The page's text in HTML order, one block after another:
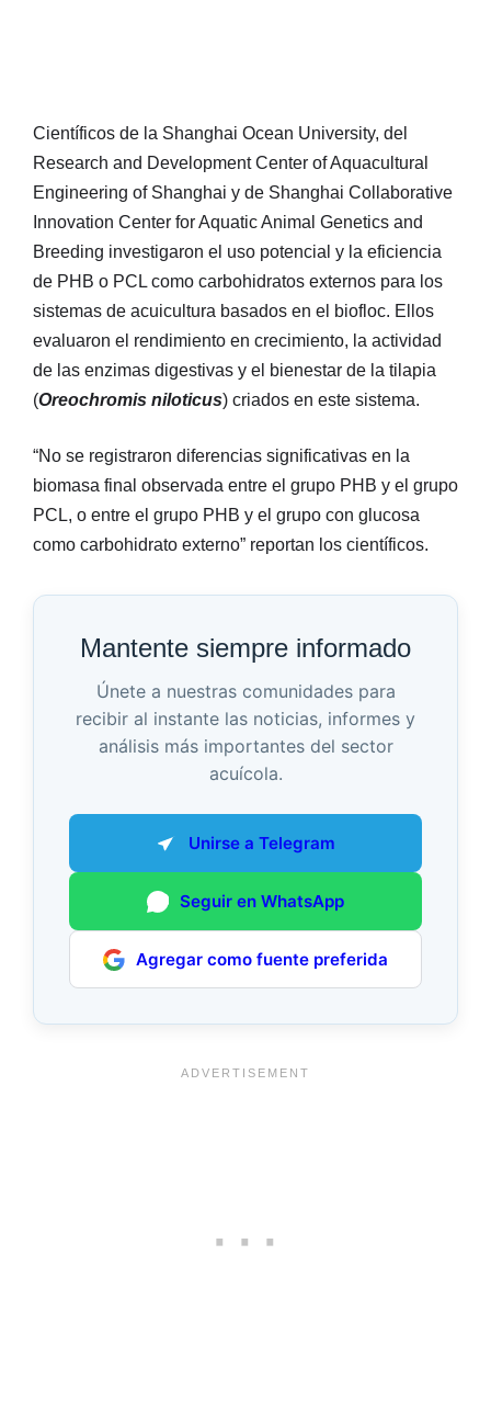
Científicos de la Shanghai Ocean University, del
Research and Development Center of Aquacultural
Engineering of Shanghai y de Shanghai Collaborative
Innovation Center for Aquatic Animal Genetics and
Breeding investigaron el uso potencial y la eficiencia
de PHB o PCL como carbohidratos externos para los
sistemas de acuicultura basados en el biofloc. Ellos
evaluaron el rendimiento en crecimiento, la actividad
de las enzimas digestivas y el bienestar de la tilapia
(Oreochromis niloticus) criados en este sistema.
“No se registraron diferencias significativas en la
biomasa final observada entre el grupo PHB y el grupo
PCL, o entre el grupo PHB y el grupo con glucosa
como carbohidrato externo” reportan los científicos.
Mantente siempre informado
Únete a nuestras comunidades para
recibir al instante las noticias, informes y
análisis más importantes del sector
acuícola.
Unirse a Telegram
Seguir en WhatsApp
Agregar como fuente preferida